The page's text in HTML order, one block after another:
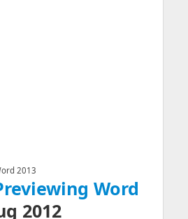
2013
Word
2012